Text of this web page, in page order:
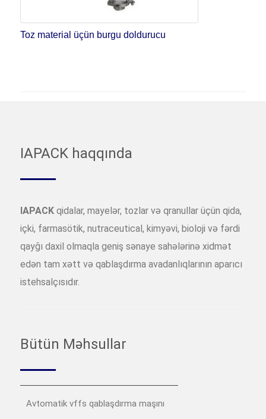
Toz material üçün burgu doldurucu
IAPACK haqqında
IAPACK qidalar, mayelər, tozlar və qranullar üçün qida,
içki, farmasötik, nutraceutical, kimyəvi, bioloji və fərdi
qayğı daxil olmaqla geniş sənaye sahələrinə xidmət
edən tam xətt və qablaşdırma avadanlıqlarının aparıcı
istehsalçısıdır.
Bütün Məhsullar
Avtomatik vffs qablaşdırma maşını